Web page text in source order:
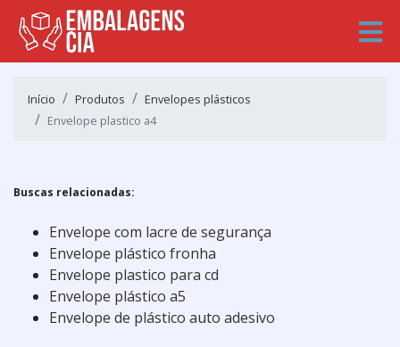
Início Produtos
Envelopes plásticos
Envelope plastico a4
Buscas relacionadas:
Envelope com lacre de segurança
Envelope plástico fronha
Envelope plastico para cd
Envelope plástico a5
Envelope de plástico auto adesivo